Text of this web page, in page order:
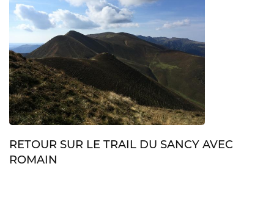
RETOUR SUR LE TRAIL DU SANCY AVEC
ROMAIN